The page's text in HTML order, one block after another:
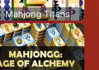
Mahjong Titans